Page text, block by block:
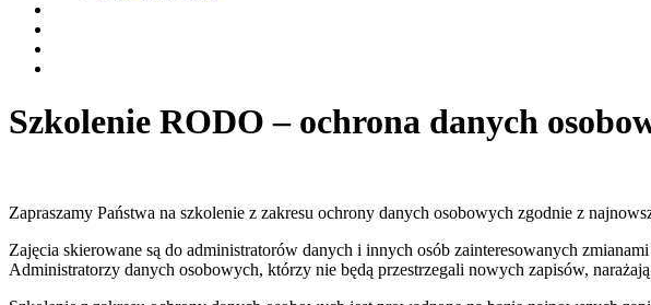
Szkolenie RODO – ochrona danych
Zapraszamy Państwa na szkolenie z zakresu ochrony danych osobowych zgodnie z
Zajęcia skierowane są do administratorów danych i innych osób zainteresowanych
Administratorzy danych osobowych, którzy nie będą przestrzegali nowych zapisów,